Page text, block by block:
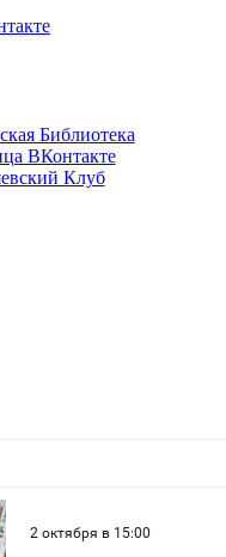
Библиотека
ВКонтакте
Клуб